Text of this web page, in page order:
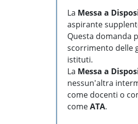
La Messa a
aspirante
Questa domanda
scorrimento delle
istituti.
La Messa a
nessun'altra
come docenti o
comeATA.